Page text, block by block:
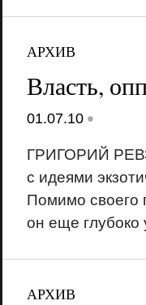
АРХИВ
Власть,
01.07.10 •
ГРИГОРИЙ
с идеями
Помимо своего
он еще глубоко
АРХИВ